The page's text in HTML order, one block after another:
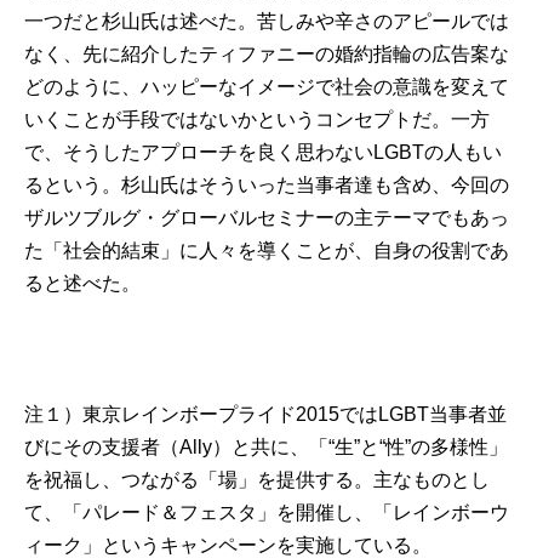
一つだと杉山氏は述べた。苦しみや辛さのアピールでは
なく、先に紹介したティファニーの婚約指輪の広告案な
どのように、ハッピーなイメージで社会の意識を変えて
いくことが手段ではないかというコンセプトだ。一方
で、そうしたアプローチを良く思わないLGBTの人もい
るという。杉山氏はそういった当事者達も含め、今回の
ザルツブルグ・グローバルセミナーの主テーマでもあっ
た「社会的結束」に人々を導くことが、自身の役割であ
ると述べた。
注１）東京レインボープライド2015ではLGBT当事者並
びにその支援者（Ally）と共に、「“生”と“性”の多様性」
を祝福し、つながる「場」を提供する。主なものとし
て、「パレード＆フェスタ」を開催し、「レインボーウ
ィーク」というキャンペーンを実施している。